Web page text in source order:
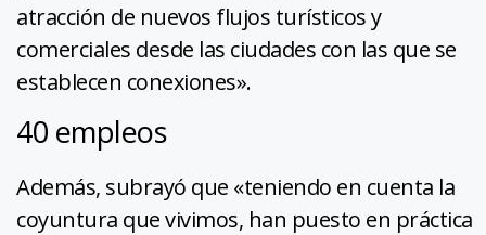
atracción de nuevos flujos turísticos y
comerciales desde las ciudades con las que se
establecen conexiones».
40 empleos
Además, subrayó que «teniendo en cuenta la
coyuntura que vivimos, han puesto en práctica